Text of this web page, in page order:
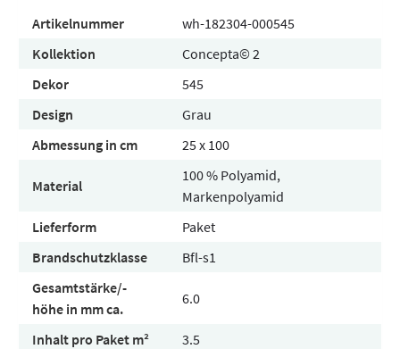
Artikelnummer
wh-182304-000545
Kollektion
Concepta© 2
Dekor
545
Design
Grau
Abmessung in cm
25 x 100
Material
100 % Polyamid,
Markenpolyamid
Lieferform
Paket
Brandschutzklasse
Bfl-s1
Gesamtstärke/-
höhe in mm ca.
6.0
Inhalt pro Paket m²
3.5